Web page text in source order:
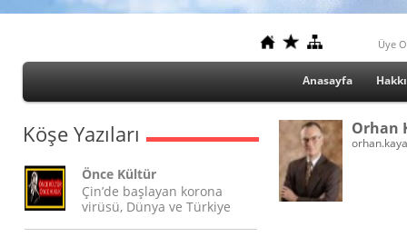
Üye
Anasayfa
Köşe Yazıları
Önce Kültür
Çin’de başlayan korona
virüsü, Dünya ve Türkiye
Orhan